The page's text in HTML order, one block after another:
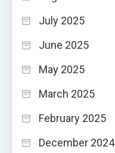
July 2025
June 2025
May 2025
March 2025
February 2025
December 2024